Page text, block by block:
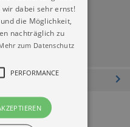
efau Dresden
dabei sehr ernst!
die Möglichkeit,
nachträglich zu
zum Datenschutz
PERFORMANCE